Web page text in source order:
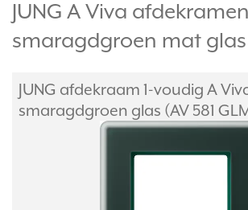
JUNG A Viva afdekramen
smaragdgroen mat glas
JUNG afdekraam 1-voudig A
smaragdgroen glas (AV 581